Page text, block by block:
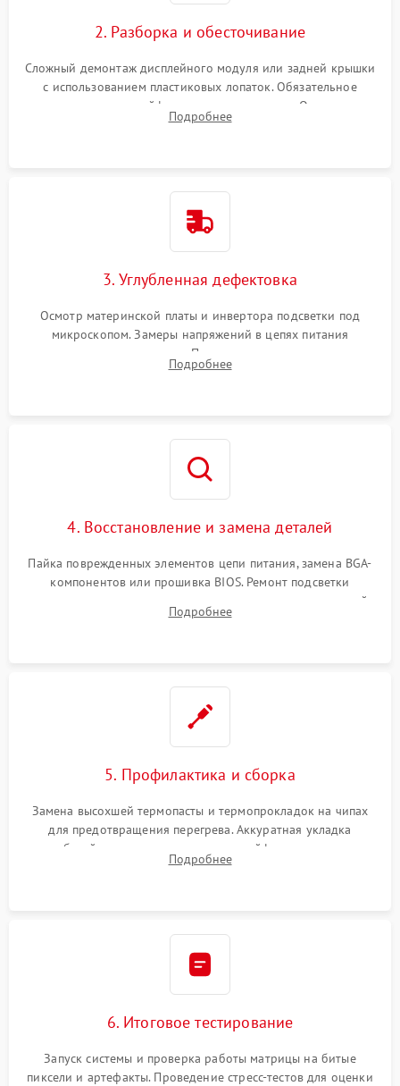
Повреждение внутренних проводов
Механические повреждения
Поломка батареи (если
Неисправность тачпада
1500 ₽ Подробнее →
1000 ₽
Неисправность BIOS 1500 ₽ Подробнее →
2. Разборка и обесточивание
Сложный демонтаж дисплейного модуля или задней крышки
с использованием пластиковых лопаток. Обязательное
отключение шлейфов матрицы и питания. Очистка
массивной системы охлаждения от скопившейся пыли.
Подробнее
3. Углубленная дефектовка
Осмотр материнской платы и инвертора подсветки под
микроскопом. Замеры напряжений в цепях питания
процессора и видеокарты. Проверка состояния жесткого
диска и оперативной памяти с помощью POST-карт и
Подробнее
4. Восстановление и замена деталей
Пайка поврежденных элементов цепи питания, замена BGA-
компонентов или прошивка BIOS. Ремонт подсветки
матрицы, замена неисправного накопителя на скоростной
SSD или установка новых модулей памяти.
Подробнее
5. Профилактика и сборка
Замена высохшей термопасты и термопрокладок на чипах
для предотвращения перегрева. Аккуратная укладка
кабелей, подключение хрупких шлейфов матрицы и
надежная фиксация всех элементов внутри корпуса
Подробнее
6. Итоговое тестирование
Запуск системы и проверка работы матрицы на битые
пиксели и артефакты. Проведение стресс-тестов для оценки